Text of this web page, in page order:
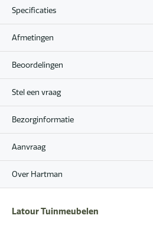
Specificaties
Afmetingen
Beoordelingen
Stel een vraag
Bezorginformatie
Aanvraag
Over Hartman
Latour Tuinmeubelen